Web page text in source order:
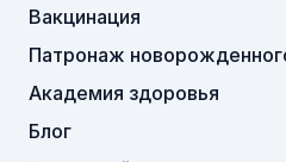
Вакцинация
Патронаж
Академия здоровья
Блог